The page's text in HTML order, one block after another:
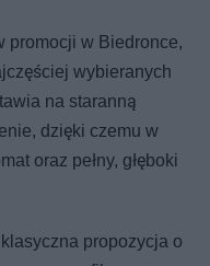
promocji w Biedronce,
wybieranych
na staranną
dzięki czemu w
oraz pełny, głęboki
propozycja o